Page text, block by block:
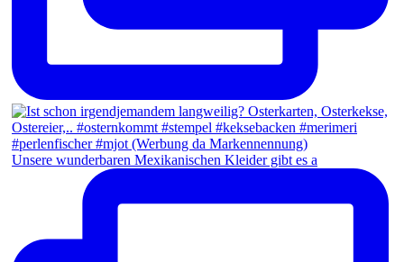
Unsere wunderbaren Mexikanischen Kleider gibt es a